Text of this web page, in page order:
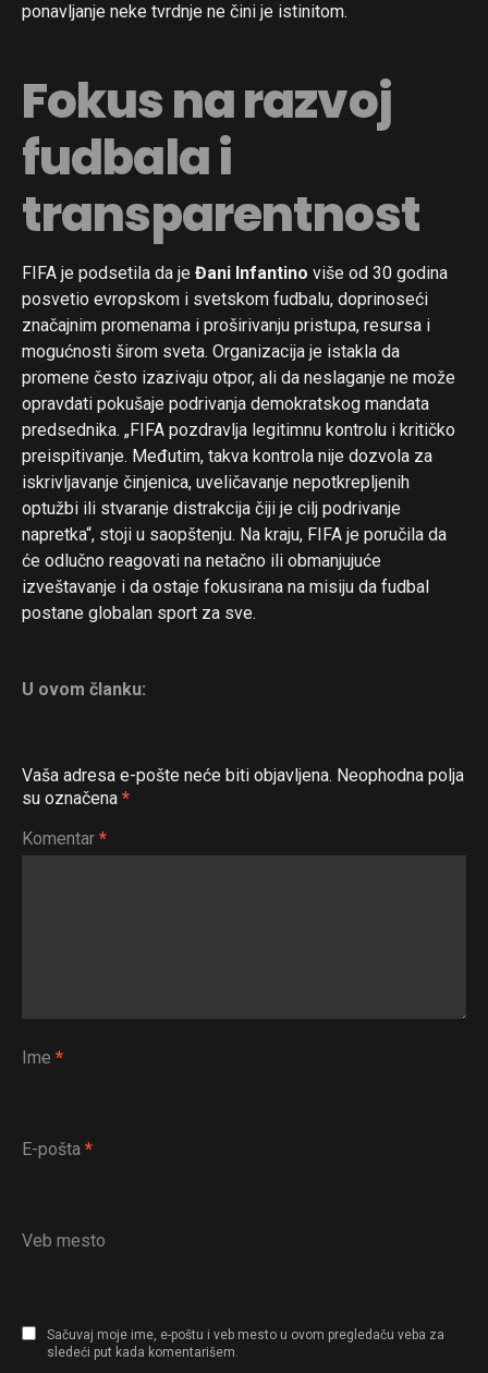
ponavljanje neke tvrdnje ne čini je istinitom.
Fokus na razvoj
fudbala i
transparentnost
FIFA je podsetila da je Đani Infantino više od 30 godina
posvetio evropskom i svetskom fudbalu, doprinoseći
značajnim promenama i proširivanju pristupa, resursa i
mogućnosti širom sveta. Organizacija je istakla da
promene često izazivaju otpor, ali da neslaganje ne može
opravdati pokušaje podrivanja demokratskog mandata
predsednika. „FIFA pozdravlja legitimnu kontrolu i kritičko
preispitivanje. Međutim, takva kontrola nije dozvola za
iskrivljavanje činjenica, uveličavanje nepotkrepljenih
optužbi ili stvaranje distrakcija čiji je cilj podrivanje
napretka“, stoji u saopštenju. Na kraju, FIFA je poručila da
će odlučno reagovati na netačno ili obmanjujuće
izveštavanje i da ostaje fokusirana na misiju da fudbal
postane globalan sport za sve.
U ovom članku:
Vaša adresa e-pošte neće biti objavljena. Neophodna polja
su označena *
Komentar *
Ime *
E-pošta *
Veb mesto
Sačuvaj moje ime, e-poštu i veb mesto u ovom pregledaču veba za
sledeći put kada komentarišem.